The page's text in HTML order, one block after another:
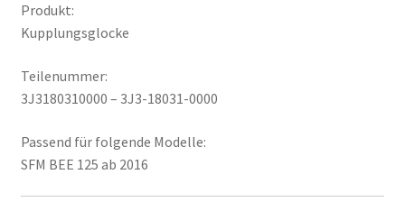
Produkt:
Kupplungsglocke
Teilenummer:
3J3180310000 – 3J3-18031-0000
Passend für folgende Modelle:
SFM BEE 125 ab 2016